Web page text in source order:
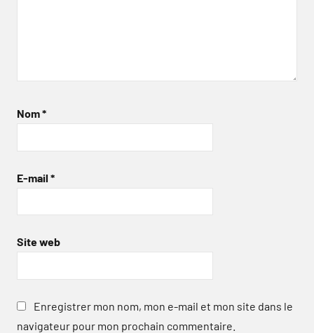
Nom*
E-mail *
Site web
Enregistrer mon nom, mon e-mail et mon site dans le
navigateur pour mon prochain commentaire.